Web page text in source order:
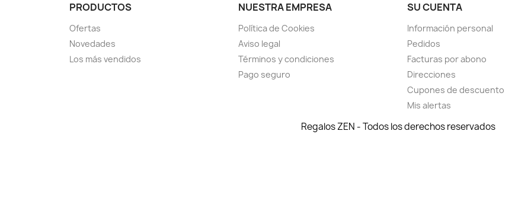
PRODUCTOS
Ofertas
Novedades
Los más vendidos
NUESTRA EMPRESA
Política de Cookies
Aviso legal
Términos y condiciones
Pago seguro
SU CUENTA
Información personal
Pedidos
Facturas por abono
Direcciones
Cupones de descuento
Mis alertas
Regalos ZEN - Todos los derechos reservados